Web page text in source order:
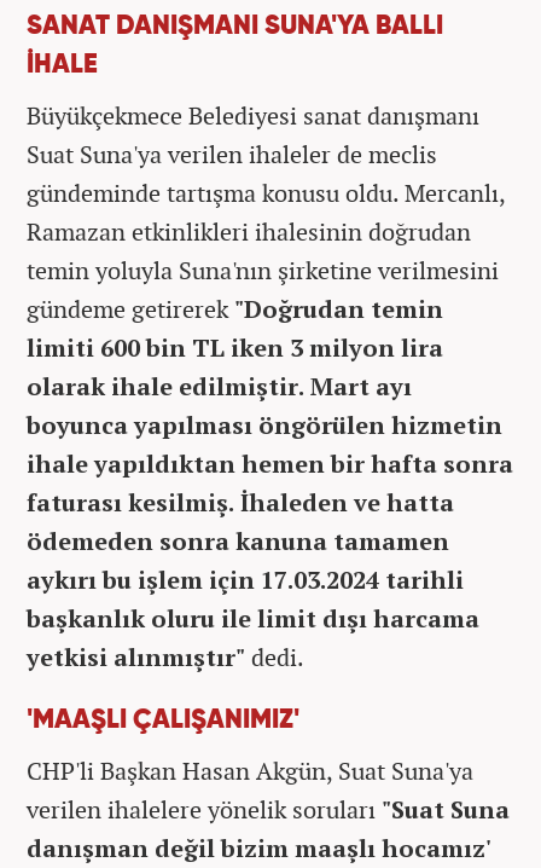
SANAT DANIŞMANI SUNA'YA BALLI
İHALE
Büyükçekmece Belediyesi sanat danışmanı
Suat Suna'ya verilen ihaleler de meclis
gündeminde tartışma konusu oldu. Mercanlı,
Ramazan etkinlikleri ihalesinin doğrudan
temin yoluyla Suna'nın şirketine verilmesini
gündeme getirerek"Doğrudan temin
limiti 600 bin TL iken 3 milyon lira
olarak ihale edilmiştir. Mart ayı
boyunca yapılması öngörülen hizmetin
ihale yapıldıktan hemen bir hafta sonra
faturası kesilmiş. İhaleden ve hatta
ödemeden sonra kanuna tamamen
aykırı bu işlem için 17.03.2024 tarihli
başkanlık oluru ile limit dışı harcama
yetkisi alınmıştır" dedi.
'MAAŞLI ÇALIŞANIMIZ'
CHP'li Başkan Hasan Akgün, Suat Suna'ya
verilen ihalelere yönelik soruları "Suat Suna
danışman değil bizim maaşlı hocamız'